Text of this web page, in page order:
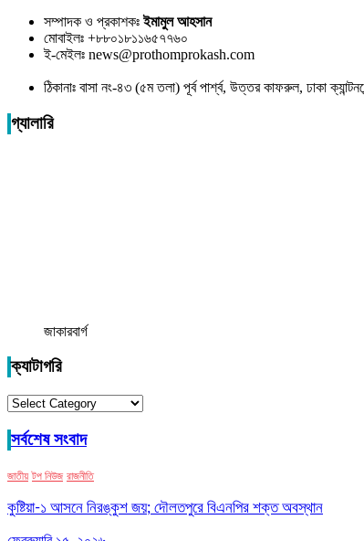
সম্পাদক ও প্রকাশকঃইমামুল আহসান
মোবাইলঃ +৮৮০১৮১১৬৫৭৭৬০
ই-মেইলঃ news@prothomprokash.com
ঠিকানাঃ বাসা নং-৪৩ (৫ম তলা) পূর্ব পার্শ্ব, উত্তর কাফরুল, ঢাকা
গ্যালারি
জাকারবার্গ
ক্যাটাগরি
ক্যাটাগরি
সর্বশেষ সংবাদ
জাতীয় টপ নিউজ রাজনীতি
কুষ্টিয়া-১ আসনে নিরঙ্কুশ জয়; দৌলতপুরে বিএনপির শক্ত অবস্থান